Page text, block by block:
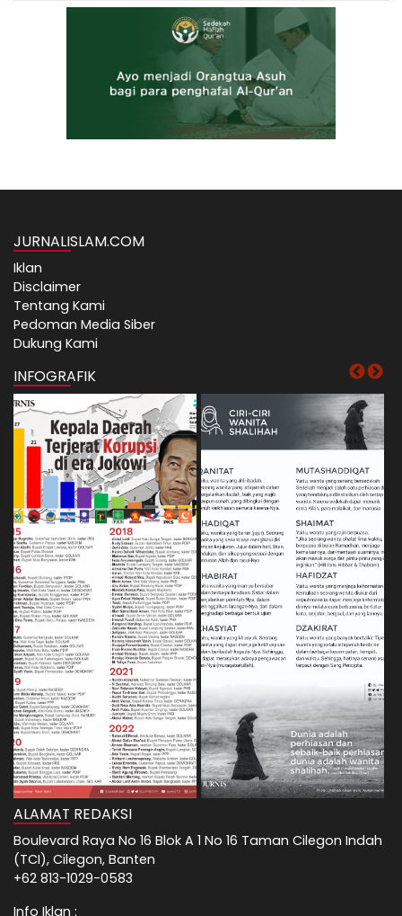
JURNALISLAM.COM
Iklan
Disclaimer
Tentang Kami
Pedoman Media Siber
Dukung Kami
INFOGRAFIK
ALAMAT REDAKSI
Boulevard Raya No 16 Blok A 1 No 16 Taman Cilegon Indah
(TCI), Cilegon, Banten
+62 813-1029-0583
Info Iklan :